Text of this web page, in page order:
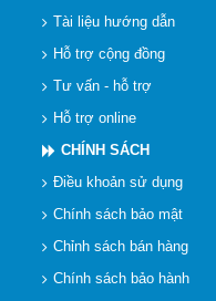
Tài liệu hướng dẫn
Hỗ trợ cộng đồng
Tư vấn - hỗ trợ
Hỗ trợ online
CHÍNH SÁCH
Điều khoản sử dụng
Chính sách bảo mật
Chỉnh sách bán hàng
Chính sách bảo hành